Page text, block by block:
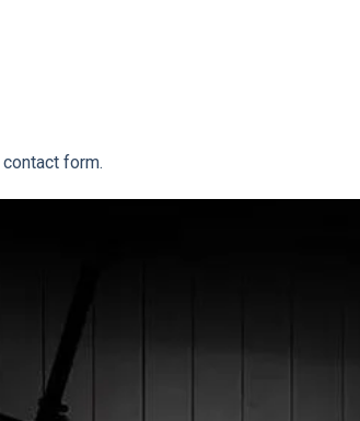
contact form.